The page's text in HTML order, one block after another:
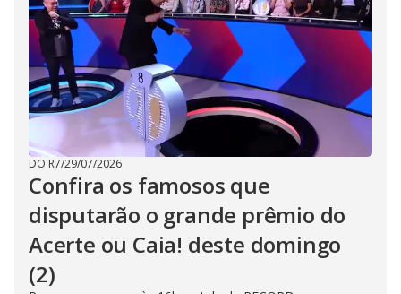
DO R7/29/07/2026
Confira os famosos que
disputarão o grande prêmio do
Acerte ou Caia! deste domingo
(2)